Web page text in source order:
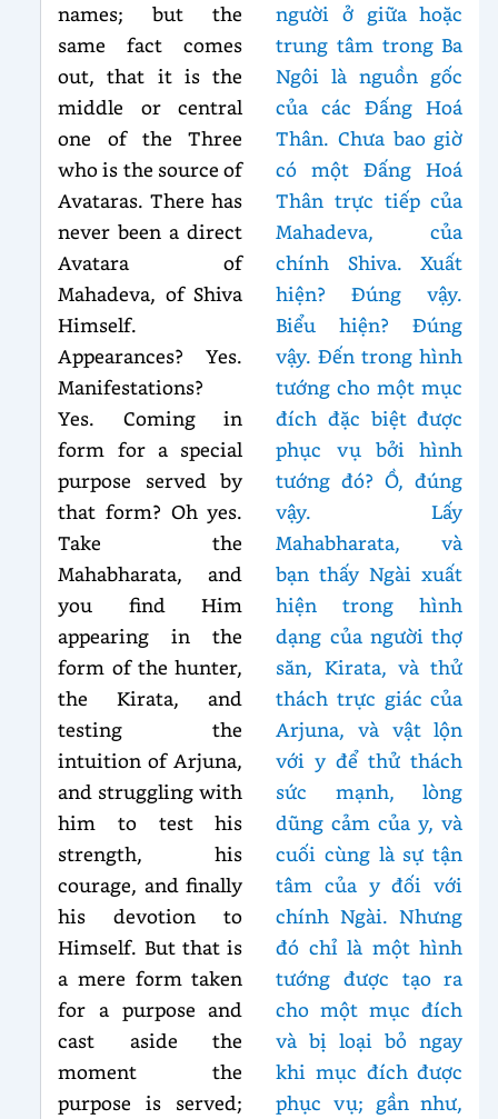
names; but the
same fact comes
out, that it is the
middle or central
one of the Three
who is the source of
Avataras. There has
never been a direct
Avatara of
Mahadeva, of Shiva
Himself.
Appearances? Yes.
Manifestations?
Yes. Coming in
form for a special
purpose served by
that form? Oh yes.
Take the
Mahabharata, and
you find Him
appearing in the
form of the hunter,
the Kirata, and
testing the
intuition of Arjuna,
and struggling with
him to test his
strength, his
courage, and finally
his devotion to
Himself. But that is
a mere form taken
for a purpose and
cast aside the
moment the
purpose is served;
người ở giữa hoặc
trung tâm trong Ba
Ngôi là nguồn gốc
của các Đấng Hoá
Thân. Chưa bao giờ
có một Đấng Hoá
Thân trực tiếp của
Mahadeva, của
chính Shiva. Xuất
hiện? Đúng vậy.
Biểu hiện? Đúng
vậy. Đến trong hình
tướng cho một mục
đích đặc biệt được
phục vụ bởi hình
tướng đó? Ồ, đúng
vậy. Lấy
Mahabharata, và
bạn thấy Ngài xuất
hiện trong hình
dạng của người thợ
săn, Kirata, và thử
thách trực giác của
Arjuna, và vật lộn
với y để thử thách
sức mạnh, lòng
dũng cảm của y, và
cuối cùng là sự tận
tâm của y đối với
chính Ngài. Nhưng
đó chỉ là một hình
tướng được tạo ra
cho một mục đích
và bị loại bỏ ngay
khi mục đích được
phục vụ; gần như,